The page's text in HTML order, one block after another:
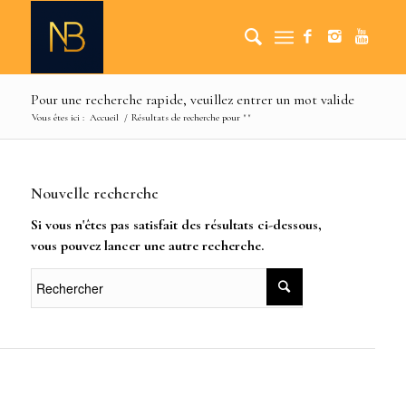
Pour une recherche rapide, veuillez entrer un mot valide
Vous êtes ici : Accueil / Résultats de recherche pour ""
Nouvelle recherche
Si vous n'êtes pas satisfait des résultats ci-dessous,
vous pouvez lancer une autre recherche.